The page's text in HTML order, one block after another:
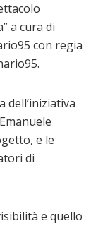
a cura di
con regia
e le
di
e quello